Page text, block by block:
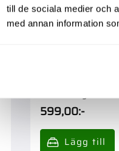
till de sociala medier och
med annan information
Förpackad om 1 st.
599,00:-